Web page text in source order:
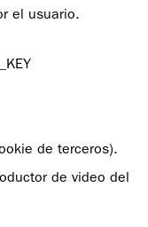
el usuario.
de terceros).
de video del